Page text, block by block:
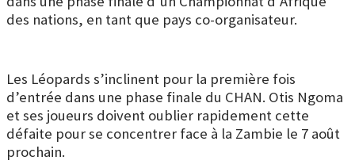
des nations, en tant que pays co-organisateur.
Les Léopards s’inclinent pour la première fois
d’entrée dans une phase finale du CHAN. Otis Ngoma
et ses joueurs doivent oublier rapidement cette
défaite pour se concentrer face à la Zambie le 7 août
prochain.